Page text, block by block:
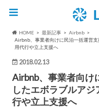
HOME 最新記事
Airbnb
Airbnb、事業者向けに民泊一括運営
用代行や立上支援へ
2018.02.13
Airbnb、事業者向け
したエボラブルア
行や立上支援へ